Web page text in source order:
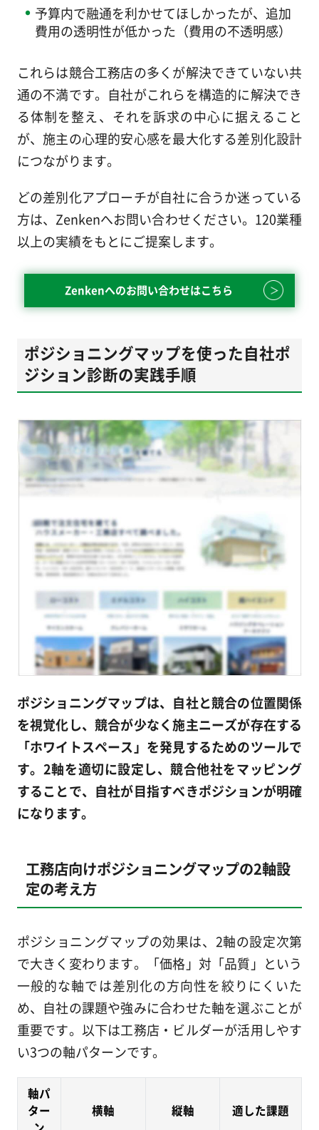
予算内で融通を利かせてほしかったが、追加
費用の透明性が低かった（費用の不透明感）
これらは競合工務店の多くが解決できていない共
通の不満です。自社がこれらを構造的に解決でき
る体制を整え、それを訴求の中心に据えること
が、施主の心理的安心感を最大化する差別化設計
につながります。
どの差別化アプローチが自社に合うか迷っている
方は、Zenkenへお問い合わせください。120業種
以上の実績をもとにご提案します。
Zenkenへのお問い合わせはこちら
ポジショニングマップを使った自社ポ
ジション診断の実践手順
ポジショニングマップは、自社と競合の位置関係
を視覚化し、競合が少なく施主ニーズが存在する
「ホワイトスペース」を発見するためのツールで
す。2軸を適切に設定し、競合他社をマッピング
することで、自社が目指すべきポジションが明確
になります。
工務店向けポジショニングマップの2軸設
定の考え方
ポジショニングマップの効果は、2軸の設定次第
で大きく変わります。「価格」対「品質」という
一般的な軸では差別化の方向性を絞りにくいた
め、自社の課題や強みに合わせた軸を選ぶことが
重要です。以下は工務店・ビルダーが活用しやす
い3つの軸パターンです。
軸パ
ター
横軸 縦軸 適した課題